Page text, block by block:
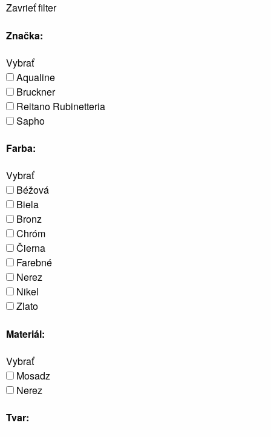
Zavrieť filter
Značka:
Vybrať
Aqualine
Bruckner
Reitano Rubinetteria
Sapho
Farba:
Vybrať
Béžová
Biela
Bronz
Chróm
Čierna
Farebné
Nerez
Nikel
Zlato
Materiál:
Vybrať
Mosadz
Nerez
Tvar: